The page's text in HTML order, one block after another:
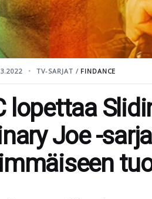
TV-SARJAT / FINDANCE
lopettaa
Joe -